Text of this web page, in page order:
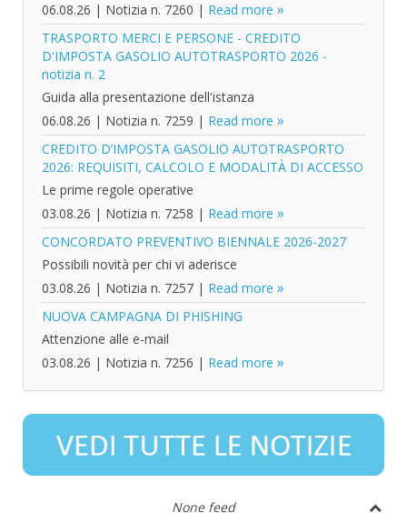
06.08.26 | Notizia n. 7260 | Read more
TRASPORTO MERCI E PERSONE - CREDITO
D'IMPOSTA GASOLIO AUTOTRASPORTO 2026 -
notizia n. 2
Guida alla presentazione dell'istanza
06.08.26 | Notizia n. 7259 | Read more
CREDITO D’IMPOSTA GASOLIO AUTOTRASPORTO
2026: REQUISITI, CALCOLO E MODALITÀ DI ACCESSO
Le prime regole operative
03.08.26 | Notizia n. 7258 | Read more
CONCORDATO PREVENTIVO BIENNALE 2026-2027
Possibili novità per chi vi aderisce
03.08.26 | Notizia n. 7257 | Read more
NUOVA CAMPAGNA DI PHISHING
Attenzione alle e-mail
03.08.26 | Notizia n. 7256 | Read more
None feed